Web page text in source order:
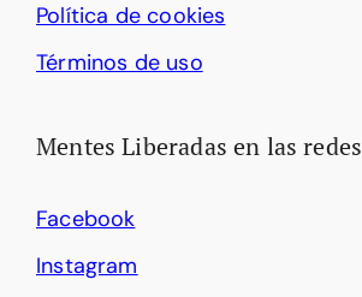
Política de cookies
Términos de uso
Mentes Liberadas en las redes
Facebook
Instagram